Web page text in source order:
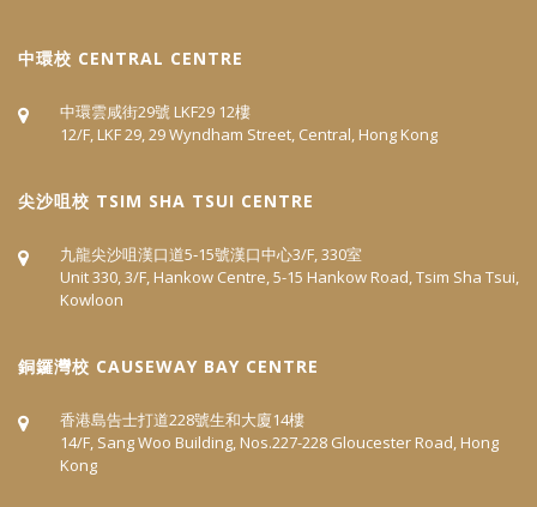
中環校 CENTRAL CENTRE
中環雲咸街29號 LKF29 12樓
12/F, LKF 29, 29 Wyndham Street, Central, Hong Kong
尖沙咀校 TSIM SHA TSUI CENTRE
九龍尖沙咀漢口道5‐15號漢口中心3/F, 330室
Unit 330, 3/F, Hankow Centre, 5-15 Hankow Road, Tsim Sha Tsui,
Kowloon
​銅鑼灣校 CAUSEWAY BAY CENTRE
香港島告士打道228號生和大廈14樓
14/F, Sang Woo Building, Nos.227-228 Gloucester Road, Hong
Kong